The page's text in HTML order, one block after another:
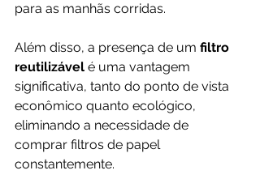
para as manhãs corridas.
Além disso, a presença de um filtro
reutilizável é uma vantagem
significativa, tanto do ponto de vista
econômico quanto ecológico,
eliminando a necessidade de
comprar filtros de papel
constantemente.